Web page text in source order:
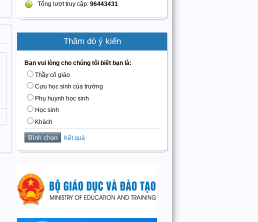
Tổng lượt truy cập: 96443431
Thăm dò ý kiến
Bạn vui lòng cho chúng tôi biết bạn là:
Thầy cô giáo
Cựu học sinh của trường
Phụ huynh học sinh
Học sinh
Khách
Kết quả